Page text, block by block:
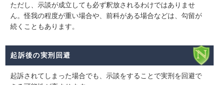
ただし、示談が成立しても必ず釈放されるわけではありませ
ん。怪我の程度が重い場合や、前科がある場合などは、勾留が
続くこともあります。
起訴後の実刑回避
起訴されてしまった場合でも、示談をすることで実刑を回避で